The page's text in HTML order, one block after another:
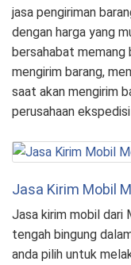
jasa pengiriman
dengan harga yang
bersahabat memang
mengirim barang,
saat akan mengirim
perusahaan
Jasa Kirim Mobil
Jasa kirim mobil dari
tengah bingung
anda pilih untuk